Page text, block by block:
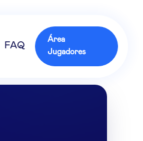
FAQ
Área
Jugadores